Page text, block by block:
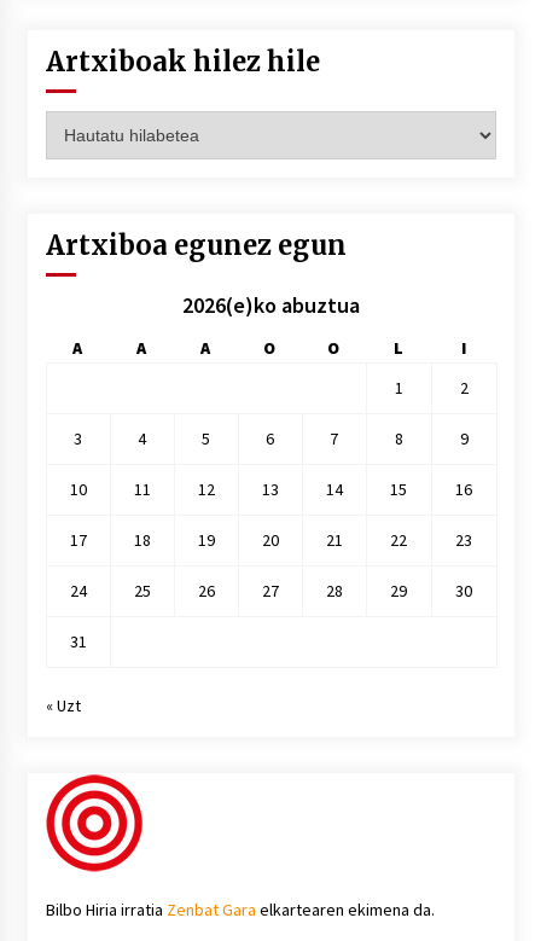
Artxiboak hilez hile
hilez
Artxiboa egunez egun
2026(e)ko abuztua
A A A O O L
I
1
2
3 4 5 6 7 8 9
10 11 12 13 14 15 16
17 18 19 20 21 22 23
24 25 26 27 28 29 30
31
« Uzt
Bilbo Hiria irratia Zenbat Gara elkartearen ekimena da.